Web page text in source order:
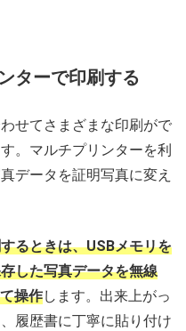
ターで印刷する
せてさまざまな印刷がで
。マルチプリンターを利
データを証明写真に変え
るときは、USBメモリを
した写真データを無線
操作します。出来上がっ
履歴書に丁寧に貼り付け